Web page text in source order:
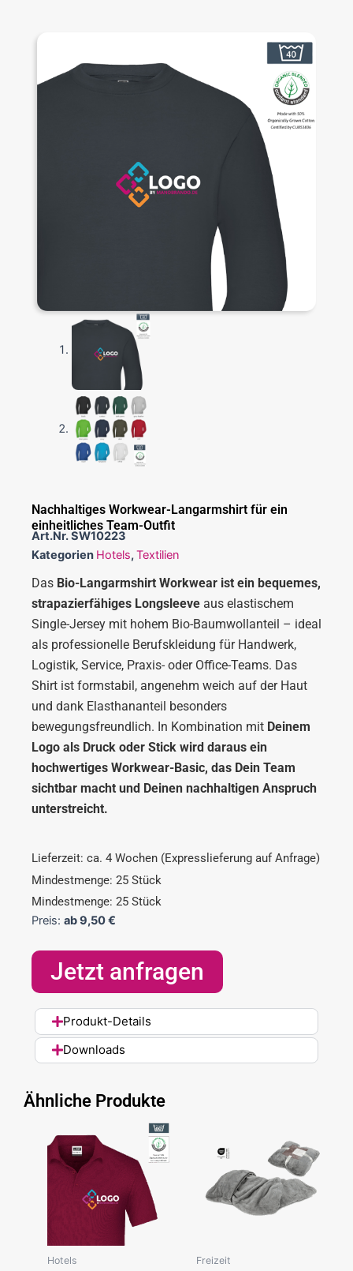
Nachhaltiges Workwear-Langarmshirt für ein
einheitliches Team-Outfit
Art.Nr.SW10223
Kategorien Hotels, Textilien
Das Bio-Langarmshirt Workwear ist ein bequemes,
strapazierfähiges Longsleeve aus elastischem
Single-Jersey mit hohem Bio-Baumwollanteil – ideal
als professionelle Berufskleidung für Handwerk,
Logistik, Service, Praxis- oder Office-Teams. Das
Shirt ist formstabil, angenehm weich auf der Haut
und dank Elasthananteil besonders
bewegungsfreundlich. In Kombination mit Deinem
Logo als Druck oder Stick wird daraus ein
hochwertiges Workwear-Basic, das Dein Team
sichtbar macht und Deinen nachhaltigen Anspruch
unterstreicht.
Lieferzeit: ca. 4 Wochen (Expresslieferung auf Anfrage)
Mindestmenge: 25 Stück
Mindestmenge: 25 Stück
Preis: ab9,50€
Jetzt anfragen
Produkt-Details
Downloads
Ähnliche Produkte
Hotels Freizeit